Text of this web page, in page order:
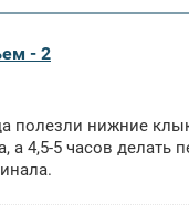
- 2
полезли нижние
4,5-5 часов делать